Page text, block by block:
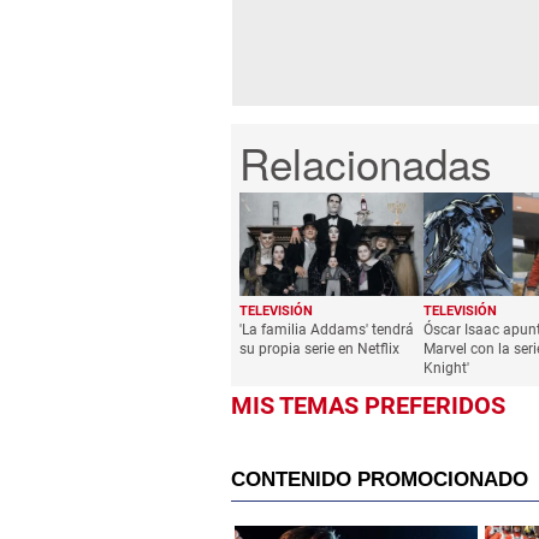
TELEVISIÓN
'La familia Addams' tendrá
su propia serie en Netflix
TELEVISIÓN
Óscar Isaac
Marvel con la
Knight'
MIS TEMAS PREFERIDOS